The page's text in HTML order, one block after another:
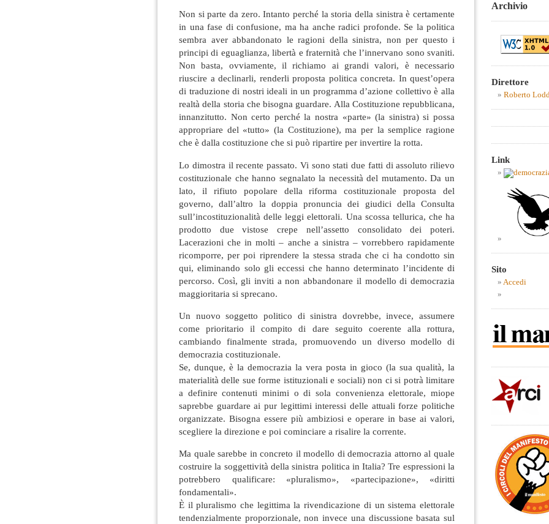
Non si parte da zero. Intanto perché la storia della sinistra è certamente
in una fase di confusione, ma ha anche radici profonde. Se la politica
sembra aver abbandonato le ragioni della sinistra, non per questo i
principi di eguaglianza, libertà e fraternità che l’innervano sono svaniti.
Non basta, ovviamente, il richiamo ai grandi valori, è necessario
riuscire a declinarli, renderli proposta politica concreta. In quest’opera
di traduzione di nostri ideali in un programma d’azione collettivo è alla
realtà della storia che bisogna guardare. Alla Costituzione repubblicana,
innanzitutto. Non certo perché la nostra «parte» (la sinistra) si possa
appropriare del «tutto» (la Costituzione), ma per la semplice ragione
che è dalla costituzione che si può ripartire per invertire la rotta.
Lo dimostra il recente passato. Vi sono stati due fatti di assoluto rilievo
costituzionale che hanno segnalato la necessità del mutamento. Da un
lato, il rifiuto popolare della riforma costituzionale proposta del
governo, dall’altro la doppia pronuncia dei giudici della Consulta
sull’incostituzionalità delle leggi elettorali. Una scossa tellurica, che ha
prodotto due vistose crepe nell’assetto consolidato dei poteri.
Lacerazioni che in molti – anche a sinistra – vorrebbero rapidamente
ricomporre, per poi riprendere la stessa strada che ci ha condotto sin
qui, eliminando solo gli eccessi che hanno determinato l’incidente di
percorso. Così, gli inviti a non abbandonare il modello di democrazia
maggioritaria si sprecano.
Un nuovo soggetto politico di sinistra dovrebbe, invece, assumere
come prioritario il compito di dare seguito coerente alla rottura,
cambiando finalmente strada, promuovendo un diverso modello di
democrazia costituzionale.
Se, dunque, è la democrazia la vera posta in gioco (la sua qualità, la
materialità delle sue forme istituzionali e sociali) non ci si potrà limitare
a definire contenuti minimi o di sola convenienza elettorale, miope
saprebbe guardare ai pur legittimi interessi delle attuali forze politiche
organizzate. Bisogna essere più ambiziosi e operare in base ai valori,
scegliere la direzione e poi cominciare a risalire la corrente.
Ma quale sarebbe in concreto il modello di democrazia attorno al quale
costruire la soggettività della sinistra politica in Italia? Tre espressioni la
potrebbero qualificare: «pluralismo», «partecipazione», «diritti
fondamentali».
È il pluralismo che legittima la rivendicazione di un sistema elettorale
tendenzialmente proporzionale, non invece una discussione basata sul
Archivio
Direttore
Roberto
Link
Sito
Accedi